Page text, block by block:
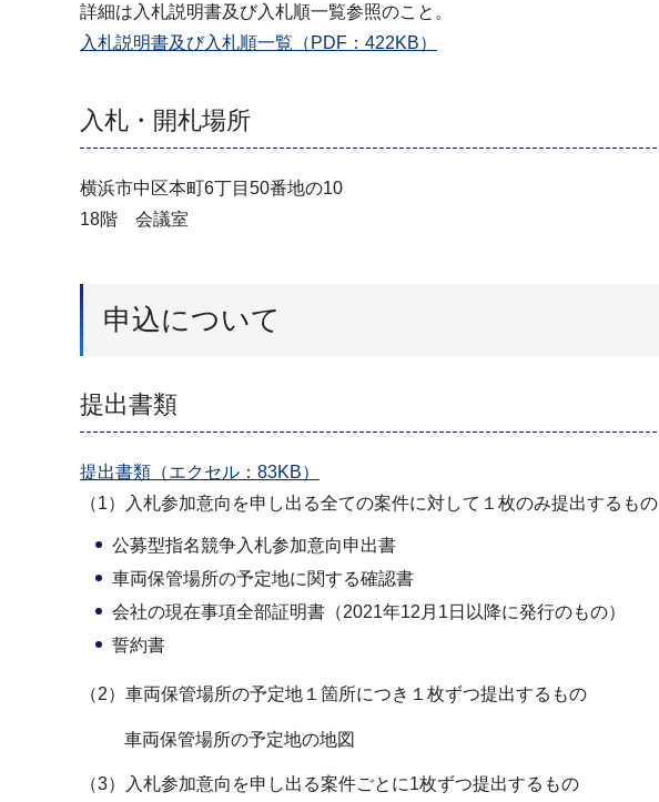
詳細は入札説明書及び入札順一覧参照のこと。
入札説明書及び入札順一覧（PDF：422KB）
入札・開札場所
横浜市中区本町6丁目50番地の10
18階 会議室
申込について
提出書類
提出書類（エクセル：83KB）
（1）入札参加意向を申し出る全ての案件に対して１枚のみ提出するもの
公募型指名競争入札参加意向申出書
車両保管場所の予定地に関する確認書
会社の現在事項全部証明書（2021年12月1日以降に発行のもの）
誓約書
（2）車両保管場所の予定地１箇所につき１枚ずつ提出するもの
車両保管場所の予定地の地図
（3）入札参加意向を申し出る案件ごとに1枚ずつ提出するもの